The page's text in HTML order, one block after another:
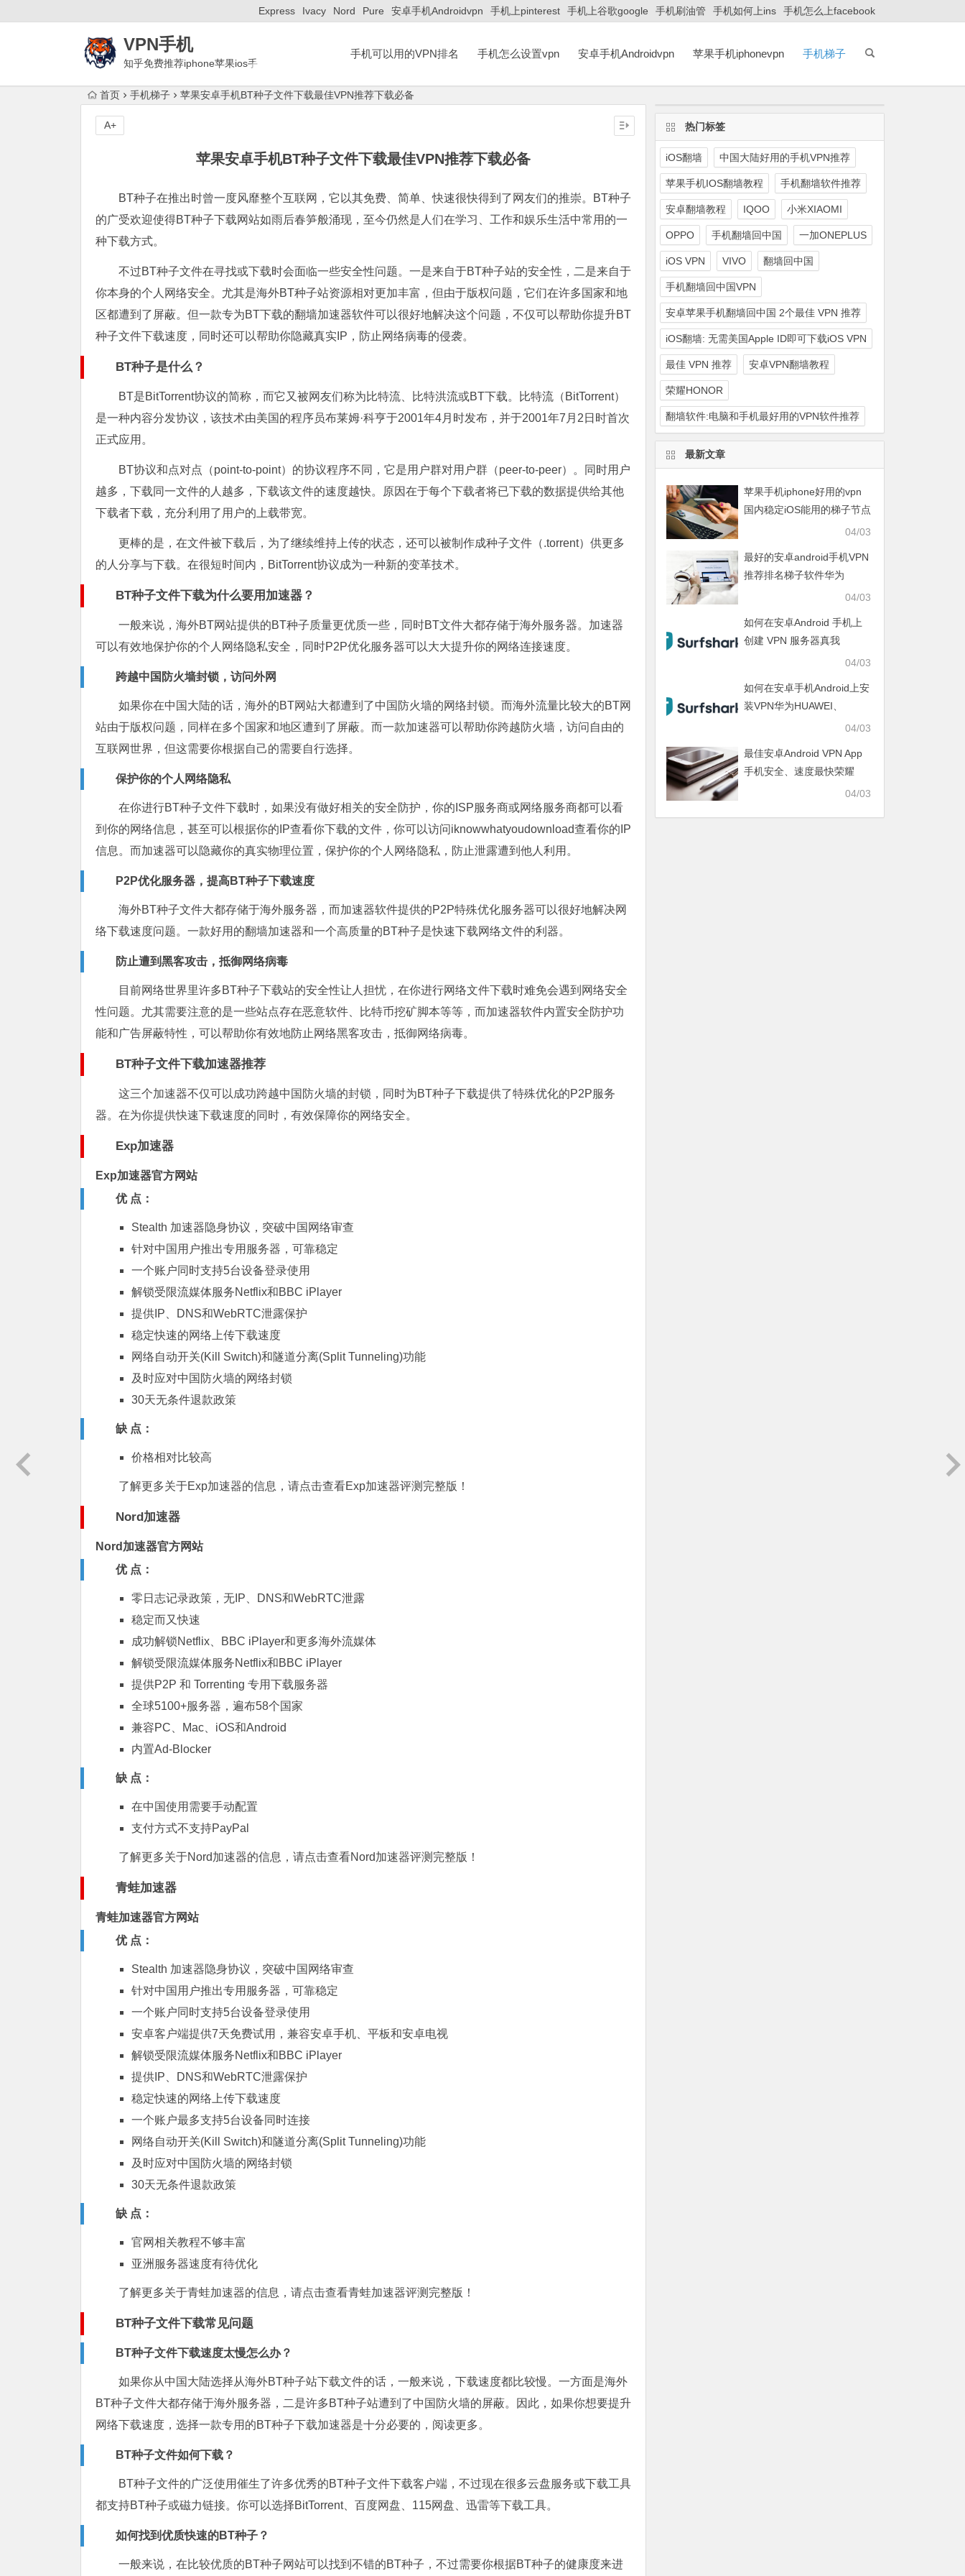
Express Ivacy Nord Pure 安卓手机Androidvpn 手机上pinterest 手机上谷歌google 手机刷油管 手机如何上ins 手机怎么上facebook
VPN手机
知乎免费推荐iphone苹果ios手
手机可以用的VPN排名 手机怎么设置vpn 安卓手机Androidvpn 苹果手机iphonevpn 手机梯子
首页 手机梯子 苹果安卓手机BT种子文件下载最佳VPN推荐下载必备
苹果安卓手机BT种子文件下载最佳VPN推荐下载必备
A+
BT种子在推出时曾一度风靡整个互联网，它以其免费、简单、快速很快得到了网友们的推崇。BT种子
的广受欢迎使得BT种子下载网站如雨后春笋般涌现，至今仍然是人们在学习、工作和娱乐生活中常用的一
种下载方式。
不过BT种子文件在寻找或下载时会面临一些安全性问题。一是来自于BT种子站的安全性，二是来自于
你本身的个人网络安全。尤其是海外BT种子站资源相对更加丰富，但由于版权问题，它们在许多国家和地
区都遭到了屏蔽。但一款专为BT下载的翻墙加速器软件可以很好地解决这个问题，不仅可以帮助你提升BT
种子文件下载速度，同时还可以帮助你隐藏真实IP，防止网络病毒的侵袭。
BT种子是什么？
BT是BitTorrent协议的简称，而它又被网友们称为比特流、比特洪流或BT下载。比特流（BitTorrent）
是一种内容分发协议，该技术由美国的程序员布莱姆·科亨于2001年4月时发布，并于2001年7月2日时首次
正式应用。
BT协议和点对点（point-to-point）的协议程序不同，它是用户群对用户群（peer-to-peer）。同时用户
越多，下载同一文件的人越多，下载该文件的速度越快。原因在于每个下载者将已下载的数据提供给其他
下载者下载，充分利用了用户的上载带宽。
更棒的是，在文件被下载后，为了继续维持上传的状态，还可以被制作成种子文件（.torrent）供更多
的人分享与下载。在很短时间内，BitTorrent协议成为一种新的变革技术。
BT种子文件下载为什么要用加速器？
一般来说，海外BT网站提供的BT种子质量更优质一些，同时BT文件大都存储于海外服务器。加速器
可以有效地保护你的个人网络隐私安全，同时P2P优化服务器可以大大提升你的网络连接速度。
跨越中国防火墙封锁，访问外网
如果你在中国大陆的话，海外的BT网站大都遭到了中国防火墙的网络封锁。而海外流量比较大的BT网
站由于版权问题，同样在多个国家和地区遭到了屏蔽。而一款加速器可以帮助你跨越防火墙，访问自由的
互联网世界，但这需要你根据自己的需要自行选择。
保护你的个人网络隐私
在你进行BT种子文件下载时，如果没有做好相关的安全防护，你的ISP服务商或网络服务商都可以看
到你的网络信息，甚至可以根据你的IP查看你下载的文件，你可以访问iknowwhatyoudownload查看你的IP
信息。而加速器可以隐藏你的真实物理位置，保护你的个人网络隐私，防止泄露遭到他人利用。
P2P优化服务器，提高BT种子下载速度
海外BT种子文件大都存储于海外服务器，而加速器软件提供的P2P特殊优化服务器可以很好地解决网
络下载速度问题。一款好用的翻墙加速器和一个高质量的BT种子是快速下载网络文件的利器。
防止遭到黑客攻击，抵御网络病毒
目前网络世界里许多BT种子下载站的安全性让人担忧，在你进行网络文件下载时难免会遇到网络安全
性问题。尤其需要注意的是一些站点存在恶意软件、比特币挖矿脚本等等，而加速器软件内置安全防护功
能和广告屏蔽特性，可以帮助你有效地防止网络黑客攻击，抵御网络病毒。
BT种子文件下载加速器推荐
这三个加速器不仅可以成功跨越中国防火墙的封锁，同时为BT种子下载提供了特殊优化的P2P服务
器。在为你提供快速下载速度的同时，有效保障你的网络安全。
Exp加速器
Exp加速器官方网站
优 点：
Stealth 加速器隐身协议，突破中国网络审查
针对中国用户推出专用服务器，可靠稳定
一个账户同时支持5台设备登录使用
解锁受限流媒体服务Netflix和BBC iPlayer
提供IP、DNS和WebRTC泄露保护
稳定快速的网络上传下载速度
网络自动开关(Kill Switch)和隧道分离(Split Tunneling)功能
及时应对中国防火墙的网络封锁
30天无条件退款政策
缺 点：
价格相对比较高
了解更多关于Exp加速器的信息，请点击查看Exp加速器评测完整版！
Nord加速器
Nord加速器官方网站
优 点：
零日志记录政策，无IP、DNS和WebRTC泄露
稳定而又快速
成功解锁Netflix、BBC iPlayer和更多海外流媒体
解锁受限流媒体服务Netflix和BBC iPlayer
提供P2P 和 Torrenting 专用下载服务器
全球5100+服务器，遍布58个国家
兼容PC、Mac、iOS和Android
内置Ad-Blocker
缺 点：
在中国使用需要手动配置
支付方式不支持PayPal
了解更多关于Nord加速器的信息，请点击查看Nord加速器评测完整版！
青蛙加速器
青蛙加速器官方网站
优 点：
Stealth 加速器隐身协议，突破中国网络审查
针对中国用户推出专用服务器，可靠稳定
一个账户同时支持5台设备登录使用
安卓客户端提供7天免费试用，兼容安卓手机、平板和安卓电视
解锁受限流媒体服务Netflix和BBC iPlayer
提供IP、DNS和WebRTC泄露保护
稳定快速的网络上传下载速度
一个账户最多支持5台设备同时连接
网络自动开关(Kill Switch)和隧道分离(Split Tunneling)功能
及时应对中国防火墙的网络封锁
30天无条件退款政策
缺 点：
官网相关教程不够丰富
亚洲服务器速度有待优化
了解更多关于青蛙加速器的信息，请点击查看青蛙加速器评测完整版！
BT种子文件下载常见问题
BT种子文件下载速度太慢怎么办？
如果你从中国大陆选择从海外BT种子站下载文件的话，一般来说，下载速度都比较慢。一方面是海外
BT种子文件大都存储于海外服务器，二是许多BT种子站遭到了中国防火墙的屏蔽。因此，如果你想要提升
网络下载速度，选择一款专用的BT种子下载加速器是十分必要的，阅读更多。
BT种子文件如何下载？
BT种子文件的广泛使用催生了许多优秀的BT种子文件下载客户端，不过现在很多云盘服务或下载工具
都支持BT种子或磁力链接。你可以选择BitTorrent、百度网盘、115网盘、迅雷等下载工具。
如何找到优质快速的BT种子？
一般来说，在比较优质的BT种子网站可以找到不错的BT种子，不过需要你根据BT种子的健康度来进
热门标签
iOS翻墙 中国大陆好用的手机VPN推荐
苹果手机IOS翻墙教程 手机翻墙软件推荐
安卓翻墙教程 IQOO 小米XIAOMI
OPPO 手机翻墙回中国 一加ONEPLUS
iOS VPN VIVO 翻墙回中国
手机翻墙回中国VPN
安卓苹果手机翻墙回中国 2个最佳 VPN 推荐
iOS翻墙: 无需美国Apple ID即可下载iOS VPN
最佳 VPN 推荐 安卓VPN翻墙教程
荣耀HONOR
翻墙软件:电脑和手机最好用的VPN软件推荐
最新文章
苹果手机iphone好用的vpn
国内稳定iOS能用的梯子节点
04/03
最好的安卓android手机VPN
推荐排名梯子软件华为
HUAWEI、OPPO、VIVO、
04/03
如何在安卓Android 手机上
创建 VPN 服务器真我
星
04/03
如何在安卓手机Android上安
装VPN华为HUAWEI、
04/03
最佳安卓Android VPN App
手机安全、速度最快荣耀
HONOR、真我realme、04/03